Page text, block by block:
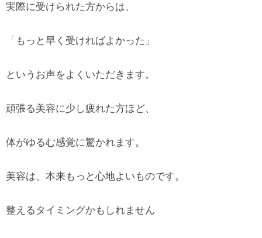
実際に受けられた方からは、
「もっと早く受ければよかった」
というお声をよくいただきます。
頑張る美容に少し疲れた方ほど、
体がゆるむ感覚に驚かれます。
美容は、本来もっと心地よいものです。
整えるタイミングかもしれません